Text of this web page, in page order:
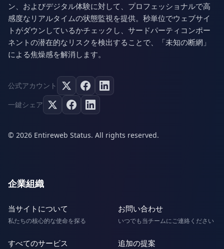
ン、およびデジタル体験に対して、プロフェッショナルで高
感度なリアルタイムの状態監視を提供。秒単位でウェブサイ
トがダウンしているかチェックし、サードパーティコンポー
ネントの潜在的なリスクを検出することで、「未知の断網」
による焦燥感を解消します。
公式アカウント
一鍵シェア
© 2026 Entireweb Status. All rights reserved.
企業組織
当サイトについて
私たちの核心的な使命を探る
お問い合わせ
いつでも当チームにご連絡ください
すべてのサービス 追加の提案